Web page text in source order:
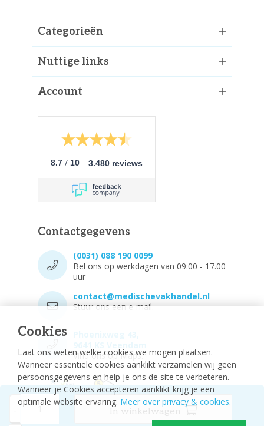
Cookies
Laat ons weten welke cookies we mogen plaatsen.
Wanneer essentiële cookies aanklikt verzamelen wij geen
persoonsgegevens en help je ons de site te verbeteren.
Wanneer je Cookies accepteren aanklikt krijg je een
optimale website ervaring. Meer over privacy & cookies.
Categorieën
Nuttige links
Account
8.7 / 10 3.480 reviews
Contactgegevens
(0031) 088 190 0099
Bel ons op werkdagen van 09:00 - 17.00
uur
contact@medischevakhandel.nl
Stuur ons een e-mail.
Vind ons op Maps.